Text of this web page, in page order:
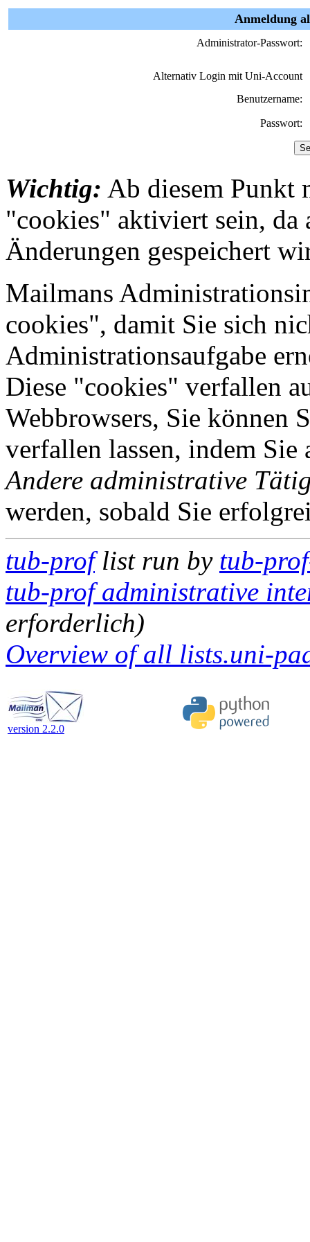
Anmeldung
Administrator-Passwort:
Alternativ Login mit Uni-Account
Benutzername:
Passwort:
Wichtig: Ab diesem Punkt
"cookies" aktiviert sein, da
Änderungen gespeichert
Mailmans
cookies", damit Sie sich
Administrationsaufgabe
Diese "cookies" verfallen
Webbrowsers, Sie können
verfallen lassen, indem
Andere administrative
werden, sobald Sie
tub-proflist run by tub-
tub-prof administrative
erforderlich)
Overview of all lists.uni-
version 2.2.0